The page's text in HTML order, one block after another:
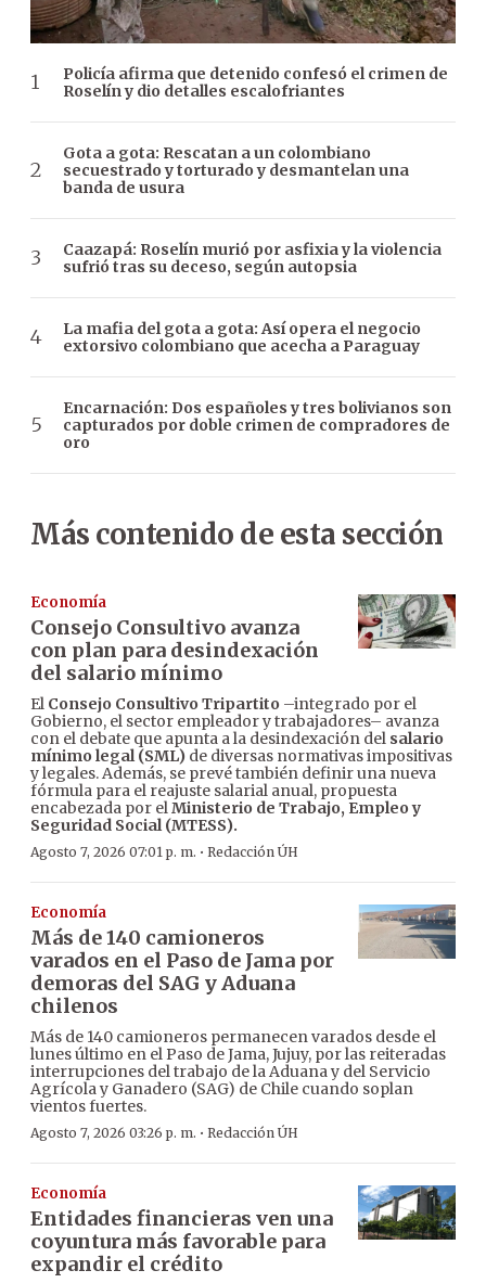
Policía afirma que detenido confesó el crimen de
Roselín y dio detalles escalofriantes
Gota a gota: Rescatan a un colombiano
secuestrado y torturado y desmantelan una
banda de usura
Caazapá: Roselín murió por asfixia y la violencia
sufrió tras su deceso, según autopsia
La mafia del gota a gota: Así opera el negocio
extorsivo colombiano que acecha a Paraguay
Encarnación: Dos españoles y tres bolivianos son
capturados por doble crimen de compradores de
oro
Más contenido de esta sección
Economía
Consejo Consultivo avanza
con plan para desindexación
del salario mínimo
El Consejo Consultivo Tripartito –integrado por el
Gobierno, el sector empleador y trabajadores– avanza
con el debate que apunta a la desindexación del salario
mínimo legal (SML) de diversas normativas impositivas
y legales. Además, se prevé también definir una nueva
fórmula para el reajuste salarial anual, propuesta
encabezada por elMinisterio de Trabajo, Empleo y
Seguridad Social (MTESS).
Agosto 7, 2026 07:01 p. m. · Redacción ÚH
Economía
Más de 140 camioneros
varados en el Paso de Jama por
demoras del SAG y Aduana
chilenos
Más de 140 camioneros permanecen varados desde el
lunes último en el Paso de Jama, Jujuy, por las reiteradas
interrupciones del trabajo de la Aduana y del Servicio
Agrícola y Ganadero (SAG) de Chile cuando soplan
vientos fuertes.
Agosto 7, 2026 03:26 p. m. · Redacción ÚH
Economía
Entidades financieras ven una
coyuntura más favorable para
expandir el crédito